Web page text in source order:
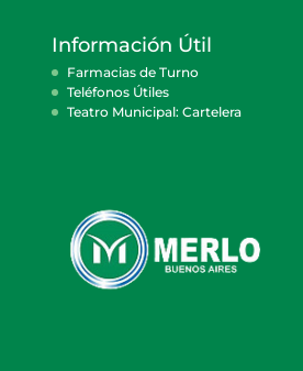
Información Útil
Farmacias de Turno
Teléfonos Útiles
Teatro Municipal: Cartelera